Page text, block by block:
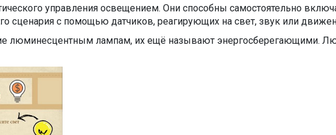
управления освещением. Они способны самостоятельно
сценария с помощью датчиков, реагирующих на свет, звук или
люминесцентным лампам, их ещё называют энергосберегающими.